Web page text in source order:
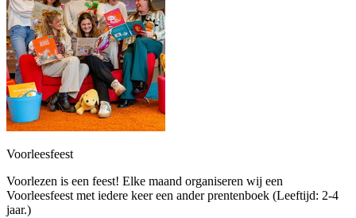
Voorleesfeest
Voorlezen is een feest! Elke maand organiseren wij een
Voorleesfeest met iedere keer een ander prentenboek (Leeftijd: 2-4
jaar.)